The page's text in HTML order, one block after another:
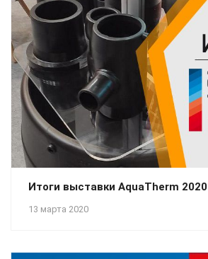
13 марта 2020
Итоги выставки AquaTherm 2020